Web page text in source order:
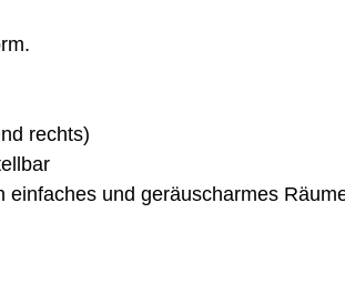
rechts)
und geräuscharmes